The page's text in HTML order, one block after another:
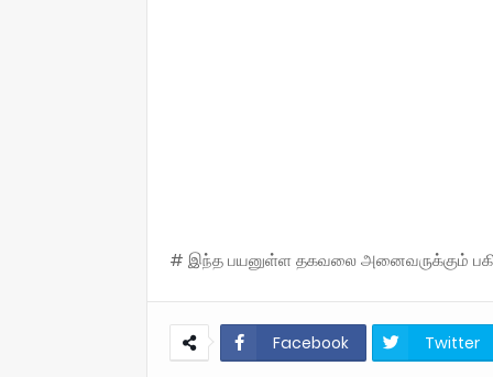
# இந்த பயனுள்ள தகவலை அனைவருக்கும்
Facebook Twitter